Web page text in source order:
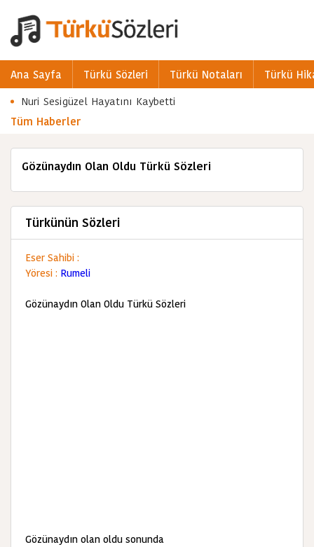
Ana Sayfa Türkü Sözleri Türkü Notaları
Türkü
Nuri Sesigüzel Hayatını Kaybetti
Tüm Haberler
Gözünaydın Olan Oldu Türkü Sözleri
Türkünün Sözleri
Eser Sahibi :
Yöresi : Rumeli
Gözünaydın Olan Oldu Türkü Sözleri
Gözünaydın olan oldu sonunda